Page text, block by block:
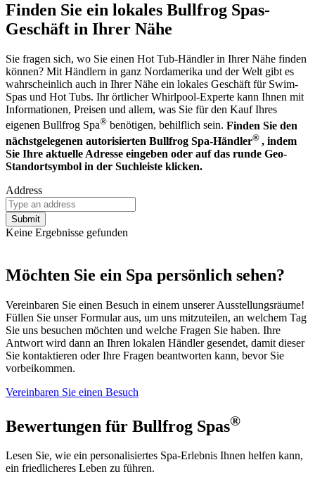
Finden Sie ein lokales Bullfrog Spas-
Geschäft in Ihrer Nähe
Sie fragen sich, wo Sie einen Hot Tub-Händler in Ihrer Nähe finden
können? Mit Händlern in ganz Nordamerika und der Welt gibt es
wahrscheinlich auch in Ihrer Nähe ein lokales Geschäft für Swim-
Spas und Hot Tubs. Ihr örtlicher Whirlpool-Experte kann Ihnen mit
Informationen, Preisen und allem, was Sie für den Kauf Ihres
eigenen Bullfrog Spa® benötigen, behilflich sein. Finden Sie den
nächstgelegenen autorisierten Bullfrog Spa-Händler® , indem
Sie Ihre aktuelle Adresse eingeben oder auf das runde Geo-
Standortsymbol in der Suchleiste klicken.
Address
Keine Ergebnisse gefunden
Möchten Sie ein Spa persönlich sehen?
Vereinbaren Sie einen Besuch in einem unserer Ausstellungsräume!
Füllen Sie unser Formular aus, um uns mitzuteilen, an welchem Tag
Sie uns besuchen möchten und welche Fragen Sie haben. Ihre
Antwort wird dann an Ihren lokalen Händler gesendet, damit dieser
Sie kontaktieren oder Ihre Fragen beantworten kann, bevor Sie
vorbeikommen.
Vereinbaren Sie einen Besuch
Bewertungen für Bullfrog Spas®
Lesen Sie, wie ein personalisiertes Spa-Erlebnis Ihnen helfen kann,
ein friedlicheres Leben zu führen.